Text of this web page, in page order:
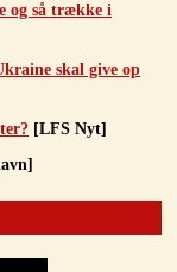
og så trække i
skal give op
[LFS Nyt]